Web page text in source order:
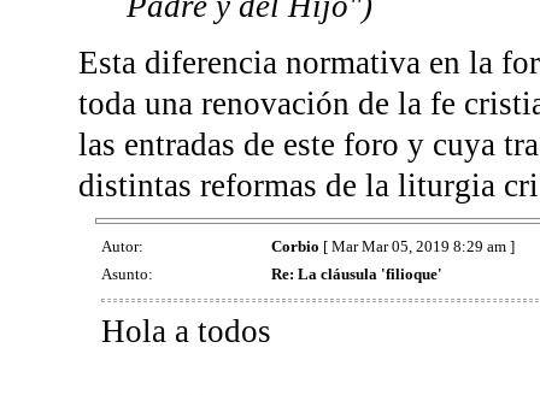
Esta diferencia normativa en la
toda una renovación de la fe
las entradas de este foro y cuya
distintas reformas de la liturgia
Autor: Corbio [ Mar Mar 05, 2019 8:29 am ]
Asunto:
Re: La cláusula 'filioque'
Hola a todos